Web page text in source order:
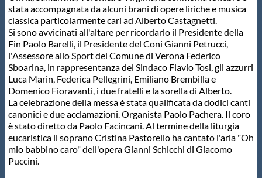
Galleria fotografica
Videogallery
Intranet
Webmail
stata accompagnata da alcuni brani di opere liriche e musica
classica particolarmente cari ad Alberto Castagnetti.
Si sono avvicinati all'altare per ricordarlo il Presidente della
Fin Paolo Barelli, il Presidente del Coni Gianni Petrucci,
l'Assessore allo Sport del Comune di Verona Federico
Sboarina, in rappresentanza del Sindaco Flavio Tosi, gli azzurri
Luca Marin, Federica Pellegrini, Emiliano Brembilla e
Domenico Fioravanti, i due fratelli e la sorella di Alberto.
La celebrazione della messa è stata qualificata da dodici canti
canonici e due acclamazioni. Organista Paolo Pachera. Il coro
è stato diretto da Paolo Facincani. Al termine della liturgia
eucaristica il soprano Cristina Pastorello ha cantato l'aria "Oh
mio babbino caro" dell'opera Gianni Schicchi di Giacomo
Puccini.